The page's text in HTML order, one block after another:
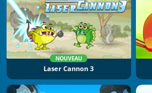
NOUVEAU
Laser Cannon 3